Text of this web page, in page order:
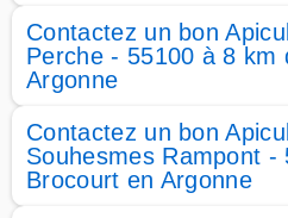
Contactez un bon
Perche - 55100 à 8 km
Argonne
Contactez un bon
Souhesmes Rampont -
Brocourt en Argonne